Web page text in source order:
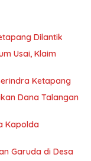
Dilantik
Usai, Klaim
Ketapang
Dana Talangan
Kapolda
Garuda di Desa